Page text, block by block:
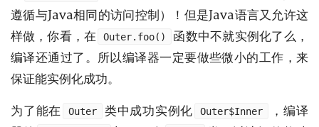
遵循与Java相同的访问控制）！但是Java语言又允许这
样做，你看，在
Outer.foo()
函数中不就实例化了么，
编译还通过了。所以编译器一定要做些微小的工作，来
保证能实例化成功。
为了能在 Outer 类中成功实例化 Outer$Inner
，编译